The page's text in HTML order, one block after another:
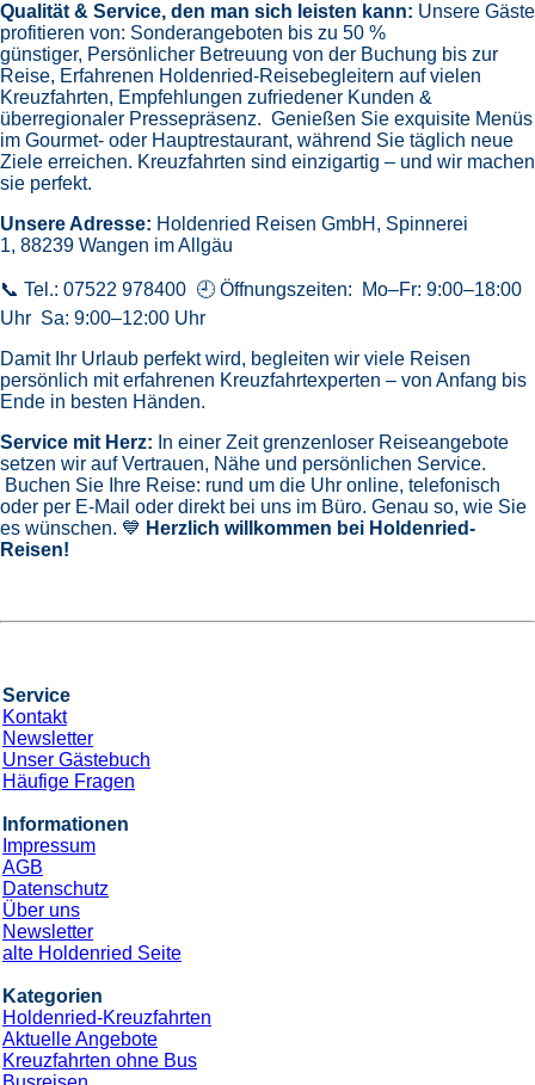
Qualität & Service, den man sich leisten kann: Unsere Gäste
profitieren von: Sonderangeboten bis zu 50 %
günstiger, Persönlicher Betreuung von der Buchung bis zur
Reise, Erfahrenen Holdenried-Reisebegleitern auf vielen
Kreuzfahrten, Empfehlungen zufriedener Kunden &
überregionaler Pressepräsenz. Genießen Sie exquisite Menüs
im Gourmet- oder Hauptrestaurant, während Sie täglich neue
Ziele erreichen. Kreuzfahrten sind einzigartig – und wir machen
sie perfekt.
Unsere Adresse: Holdenried Reisen GmbH, Spinnerei
1, 88239 Wangen im Allgäu
📞 Tel.: 07522 978400 🕘 Öffnungszeiten: Mo–Fr: 9:00–18:00
Uhr Sa: 9:00–12:00 Uhr
Damit Ihr Urlaub perfekt wird, begleiten wir viele Reisen
persönlich mit erfahrenen Kreuzfahrtexperten – von Anfang bis
Ende in besten Händen.
Service mit Herz: In einer Zeit grenzenloser Reiseangebote
setzen wir auf Vertrauen, Nähe und persönlichen Service.
Buchen Sie Ihre Reise: rund um die Uhr online, telefonisch
oder per E-Mail oder direkt bei uns im Büro. Genau so, wie Sie
es wünschen. 💙 Herzlich willkommen bei Holdenried-
Reisen!
Service
Kontakt
Newsletter
Unser Gästebuch
Häufige Fragen
Informationen
Impressum
AGB
Datenschutz
Über uns
Newsletter
alte Holdenried Seite
Kategorien
Holdenried-Kreuzfahrten
Aktuelle Angebote
Kreuzfahrten ohne Bus